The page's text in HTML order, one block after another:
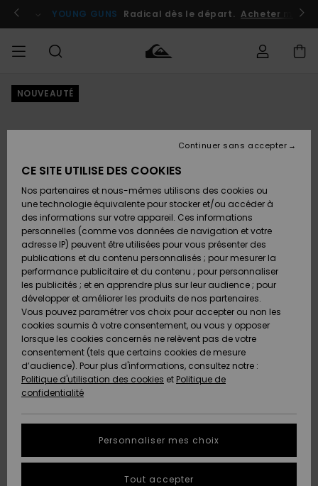
l'information
le
Se connecter / s'inscrire
YOUNG GUNS Radical dès le départ. Acheter
HOMME
Chaussures
& Tongs
Surf
Snow
Nouveautés
A
Découvrir
Chaussures
& Tongs
Surf
Snow
Nouveautés
A
Découvrir
FEMME
A
Découvrir
Snow
SURF
Surf
Shop
Enfant
Highlights
Communauté
SNOW
Snow
Shop
Enfant
Snow
Shop
Femme
A
Découvrir
Communauté
OUTLET
Enfant
Outlet
Femme
AIDE &
CONTACT
Retours
Paiement
Carte
Cadeau
Quiksilver
Freedom
Protection
des
tailles
MAGASINS
QUIKSILVER
NOUVEAUTÉ
CE SITE UTILISE DES COOKIES
Nos partenaires et nous-mêmes utilisons des cookies ou
une technologie équivalente pour stocker et/ou accéder à
des informations sur votre appareil. Ces informations
personnelles (comme vos données de navigation et votre
adresse IP) peuvent être utilisées pour vous présenter des
publications et du contenu personnalisés ; pour mesurer la
performance publicitaire et du contenu ; pour personnaliser
les publicités ; et en apprendre plus sur leur audience ; pour
développer et améliorer les produits de nos partenaires.
Vous pouvez paramétrer vos choix pour accepter ou non les
cookies soumis à votre consentement, ou vous y opposer
lorsque les cookies concernés ne relèvent pas de votre
consentement (tels que certains cookies de mesure
d’audience). Pour plus d'informations, consultez notre :
Politique d'utilisation des cookies et Politique de
confidentialité
Personnaliser mes choix
Continuer sans accepter
Tout accepter